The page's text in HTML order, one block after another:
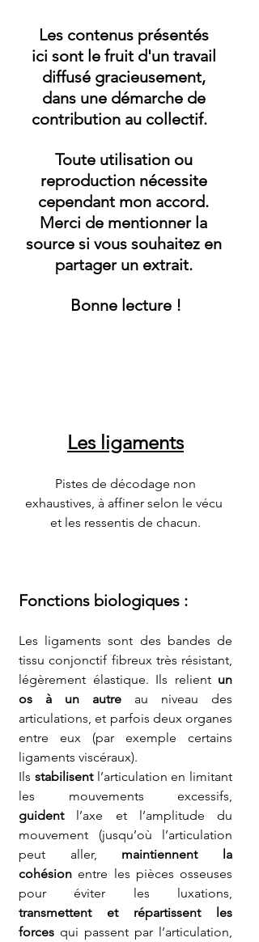
Les contenus présentés
ici sont le fruit d'un travail
diffusé gracieusement,
dans une démarche de
contribution au collectif.
Toute utilisation ou
reproduction nécessite
cependant mon accord.
Merci de mentionner la
source si vous souhaitez en
partager un extrait.
Bonne lecture !
Les ligaments
Pistes de décodage non
exhaustives, à affiner selon le vécu
et les ressentis de chacun.
Fonctions biologiques :
Les ligaments sont des bandes de
tissu conjonctif fibreux très résistant,
légèrement élastique. Ils relient un
os à un autre au niveau des
articulations, et parfois deux organes
entre eux (par exemple certains
ligaments viscéraux).
Ils stabilisent l’articulation en limitant
guident l’axe et l’amplitude du
mouvement (jusqu’où l’articulation
peut aller, maintiennent la
cohésion entre les pièces osseuses
transmettent et répartissent les
forces qui passent par l’articulation,